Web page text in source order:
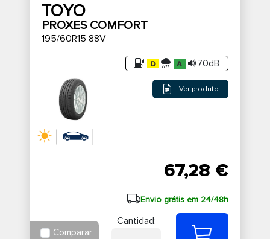
TOYO
PROXES COMFORT
195/60R15 88V
70dB
Ver produto
67,28 €
Envio grátis em 24/48h
Comparar
Cantidad: